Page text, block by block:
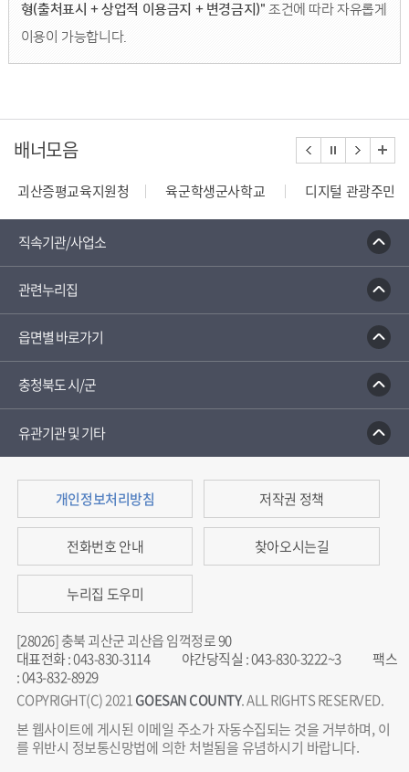
형(출처표시 + 상업적 이용금지 + 변경금지)" 조건에 따라 자유롭게
이용이 가능합니다.
배너모음
괴산증평교육지원청 육군학생군사학교
디지털 관광주민증
직속기관/사업소
관련누리집
읍면별 바로가기
충청북도 시/군
유관기관 및 기타
개인정보처리방침 저작권 정책
전화번호 안내 찾아오시는길
누리집 도우미
[28026] 충북 괴산군 괴산읍 임꺽정로 90
대표전화:043-830-3114 야간당직실 :043-830-3222~3
팩스
:043-832-8929
COPYRIGHT(C) 2021GOESAN COUNTY. ALL RIGHTS RESERVED.
본 웹사이트에 게시된 이메일 주소가 자동수집되는 것을 거부하며, 이
를 위반시 정보통신망법에 의한 처벌됨을 유념하시기 바랍니다.